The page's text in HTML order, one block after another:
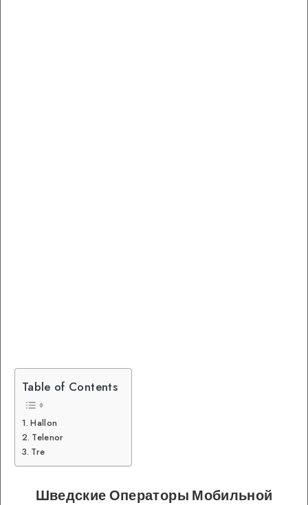
Table of Contents
Hallon
Telenor
Tre
Шведские Операторы Мобильной